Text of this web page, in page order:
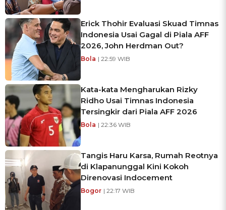
Erick Thohir Evaluasi Skuad Timnas
Indonesia Usai Gagal di Piala AFF
2026, John Herdman Out?
Bola | 22:59 WIB
Kata-kata Mengharukan Rizky
Ridho Usai Timnas Indonesia
Tersingkir dari Piala AFF 2026
Bola | 22:36 WIB
Tangis Haru Karsa, Rumah Reotnya
di Klapanunggal Kini Kokoh
Direnovasi Indocement
Bogor | 22:17 WIB